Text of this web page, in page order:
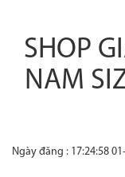
SHOP
NAM
Ngày đăng : 17:24:58